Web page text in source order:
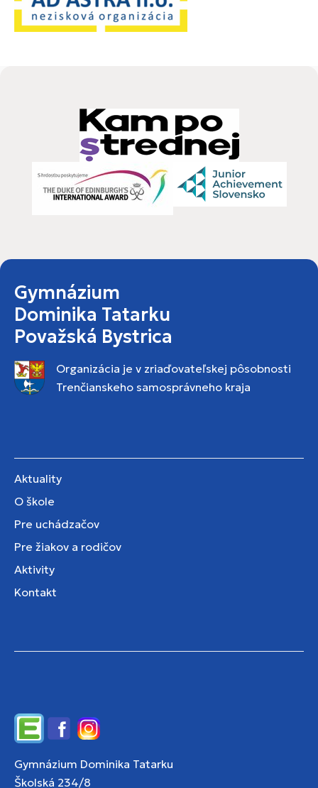
Gymnázium
Dominika Tatarku
Považská Bystrica
Organizácia je v zriaďovateľskej pôsobnosti
Trenčianskeho samosprávneho kraja
Aktuality
O škole
Pre uchádzačov
Pre žiakov a rodičov
Aktivity
Kontakt
EdupageFacebookInstagram
Gymnázium Dominika Tatarku
Školská 234/8